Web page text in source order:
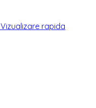
Vizualizare rapida